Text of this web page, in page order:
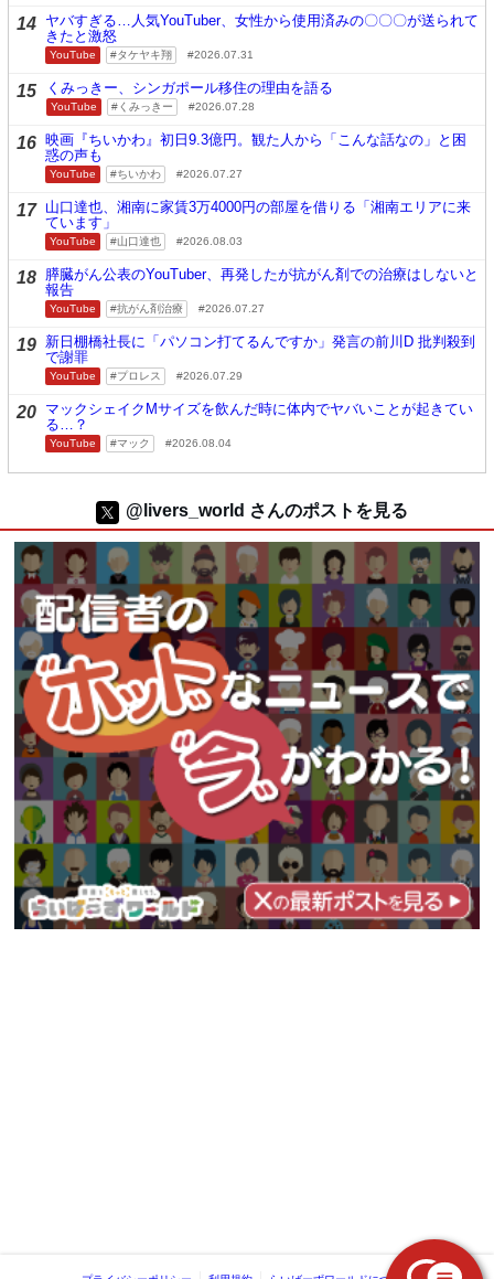
14 ヤバすぎる…人気YouTuber、女性から使用済みの〇〇〇が送られて
きたと激怒
YouTube タケヤキ翔 2026.07.31
15 くみっきー、シンガポール移住の理由を語る
YouTube くみっきー 2026.07.28
16 映画『ちいかわ』初日9.3億円。観た人から「こんな話なの」と困
惑の声も
YouTube ちいかわ 2026.07.27
17 山口達也、湘南に家賃3万4000円の部屋を借りる「湘南エリアに来
ています」
YouTube 山口達也 2026.08.03
18 膵臓がん公表のYouTuber、再発したが抗がん剤での治療はしないと
報告
YouTube 抗がん剤治療 2026.07.27
19 新日棚橋社長に「パソコン打てるんですか」発言の前川D 批判殺到
で謝罪
YouTube プロレス 2026.07.29
20 マックシェイクMサイズを飲んだ時に体内でヤバいことが起きてい
る…？
YouTube マック 2026.08.04
@livers_world さんのポストを見る